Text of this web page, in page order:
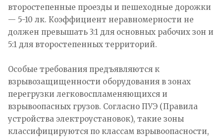
второстепенные проезды и пешеходные дорожки
— 5-10 лк. Коэффициент неравномерности не
должен превышать 3:1 для основных рабочих зон и
5:1 для второстепенных территорий.
Особые требования предъявляются к
взрывозащищенности оборудования в зонах
перегрузки легковоспламеняющихся и
взрывоопасных грузов. Согласно ПУЭ (Правила
устройства электроустановок), такие зоны
классифицируются по классам взрывоопасности,